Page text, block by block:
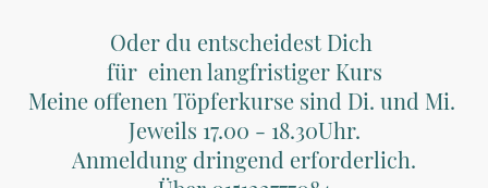
Oder du entscheidest Dich
für einen langfristiger Kurs
Meine offenen Töpferkurse sind Di. und Mi.
Jeweils 17.00 - 18.30Uhr.
Anmeldung dringend erforderlich.